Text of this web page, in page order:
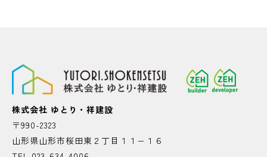
株式会社 ゆとり・祥建設
〒990-2323
山形県山形市桜田東２丁目１１−１６